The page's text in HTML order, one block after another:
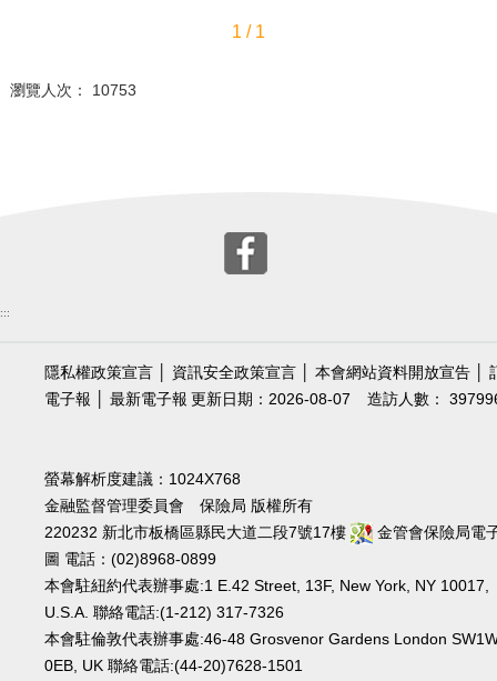
1 / 1
瀏覽人次： 10753
:::
隱私權政策宣言 資訊安全政策宣言 本會網站資料開放宣告
電子報
最新電子報 造訪人數：
更新日期：2026-08-07
螢幕解析度建議：1024X768
金融監督管理委員會 保險局 版權所有
220232 新北市板橋區縣民大道二段7號17樓
金管會保險局電
圖 電話：(02)8968-0899
本會駐紐約代表辦事處:1 E.42 Street, 13F, New York, NY 10017,
U.S.A. 聯絡電話:(1-212) 317-7326
本會駐倫敦代表辦事處:46-48 Grosvenor Gardens London
0EB, UK 聯絡電話:(44-20)7628-1501